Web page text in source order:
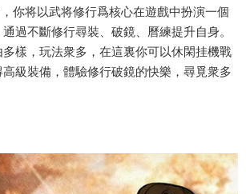
你将以武将修行爲核心在遊戲中扮演一個
過不斷修行尋裝、破鏡、曆練提升自身。
樣，玩法衆多，在這裏你可以休閑挂機戰
級裝備，體驗修行破鏡的快樂，尋覓衆多